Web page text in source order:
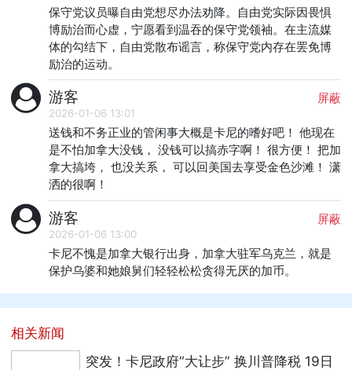
保守党议员曝自由党想尽办法劝降。自由党实际因畏惧
博励治而心虚，宁愿看到温吞的保守党领袖。在主流媒
体的勾结下，自由党散布谣言，称保守党内存在罢免博
励治的运动。
游客 屏蔽
2026-01-06 13:01
送钱和不务正业的管闲事大概是卡尼的嗜好吧！ 他现在
是不怕加拿大没钱， 没钱可以搞赤字啊！ 很方便！ 把加
拿大搞垮， 也没关系， 可以回美国去享受金色沙滩！ 潇
洒的很啊！
游客 屏蔽
2026-01-06 13:00
卡尼不愧是加拿大银行出身，加拿大驻军乌克兰，就是
保护乌婆和她娘舅们轻轻松松贪得无厌的加币。
相关新闻
突发！卡尼政府“大让步” 换川普降税 19日